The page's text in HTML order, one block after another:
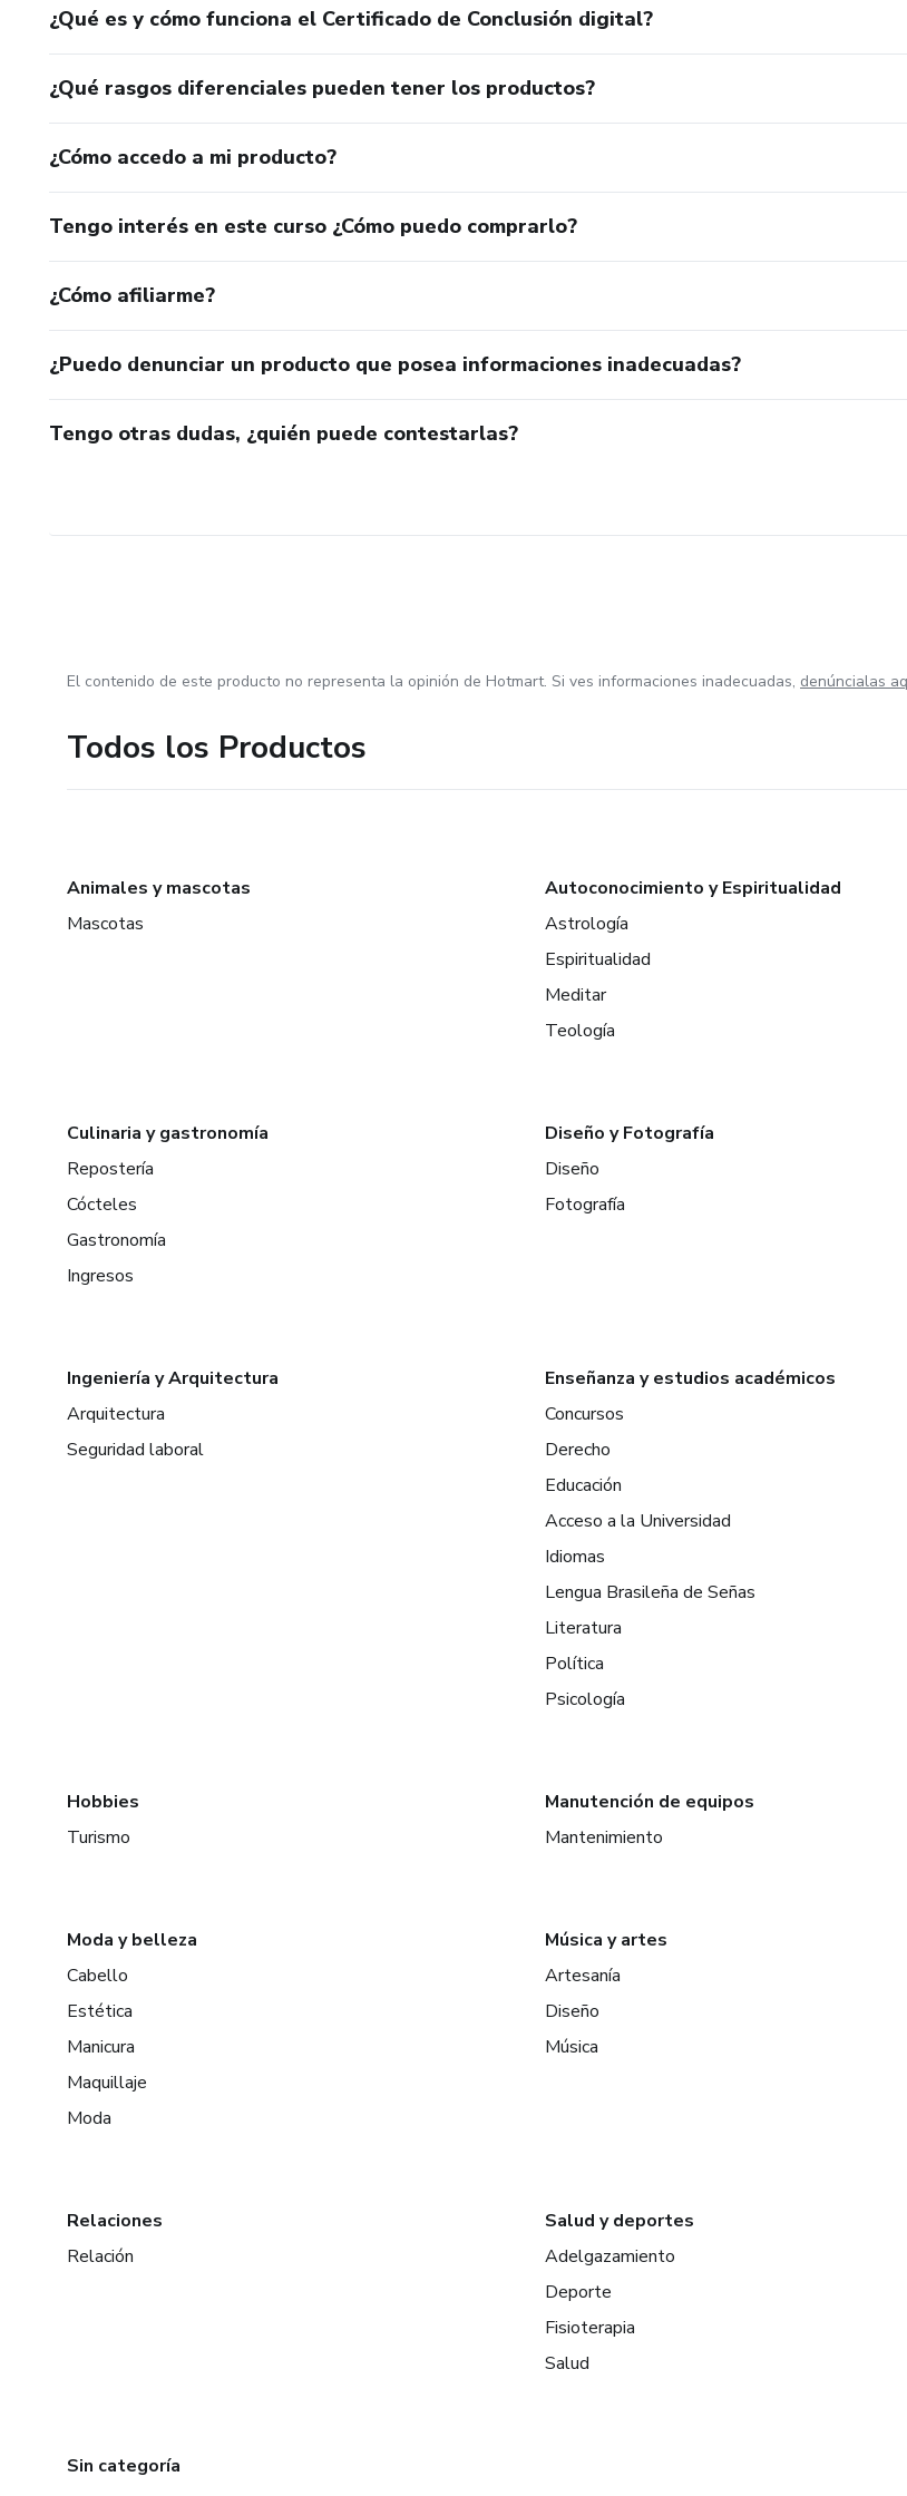
¿Qué es y cómo funciona el Certificado de Conclusión digital?
¿Qué rasgos diferenciales pueden tener los productos?
¿Cómo accedo a mi producto?
Tengo interés en este curso ¿Cómo puedo comprarlo?
¿Cómo afiliarme?
¿Puedo denunciar un producto que posea informaciones inadecuadas?
Tengo otras dudas, ¿quién puede contestarlas?
El contenido de este producto no representa la opinión de Hotmart. Si ves informaciones inadecuadas, denúncialas
Todos los Productos
Animales y mascotas
Mascotas
Autoconocimiento y Espiritualidad
Astrología
Espiritualidad
Meditar
Teología
Culinaria y gastronomía
Repostería
Cócteles
Gastronomía
Ingresos
Diseño y Fotografía
Diseño
Fotografía
Ingeniería y Arquitectura
Arquitectura
Seguridad laboral
Enseñanza y estudios académicos
Concursos
Derecho
Educación
Acceso a la Universidad
Idiomas
Lengua Brasileña de Señas
Literatura
Política
Psicología
Hobbies
Turismo
Manutención de equipos
Mantenimiento
Moda y belleza
Cabello
Estética
Manicura
Maquillaje
Moda
Música y artes
Artesanía
Diseño
Música
Relaciones
Relación
Salud y deportes
Adelgazamiento
Deporte
Fisioterapia
Salud
Sin categoría